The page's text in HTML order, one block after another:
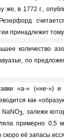
же, в 1772 г.,
принадлежит
количество
по
«а-» («не-»)
как
NaNO3 залежи
при­мерно 0,5
её запасы